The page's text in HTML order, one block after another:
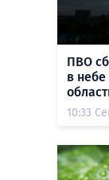
ПВО
в
10:33